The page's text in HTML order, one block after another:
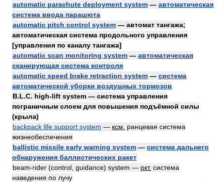
automatic parachute deployment system — автоматическая
система ввода парашюта
automatic pitch control system — автомат тангажа;
автоматическая система продольного управления
[управления по каналу тангажа]
automatic scan monitoring system — автоматическая
сканирующая система контроля
automatic speed brake retraction system — система
автоматической уборки воздушных тормозов
B.L.C. high-lift system — система управления
пограничным слоем для повышения подъёмной силы
(крыла)
backpack life support system — ксм.
ранцевая система
жизнеобеспечения
ballistic missile early warning system — система дальнего
обнаружения баллистических ракет
beam-rider (control, guidance) system — ркт. система
наведения по лучу